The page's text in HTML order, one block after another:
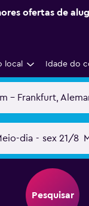
ofertas de
local Idade do
- Frankfurt,
dia - sex 21/8
Pesquisar